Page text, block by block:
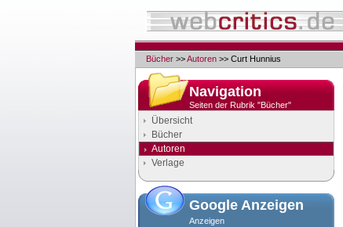
Bücher >>Autoren >> Curt Hunnius
Navigation
Seiten der Rubrik "Bücher"
Übersicht
Bücher
Autoren
Verlage
Google Anzeigen
Anzeigen